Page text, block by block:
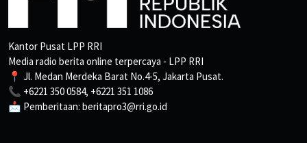
Kantor Pusat LPP RRI
Media radio berita online terpercaya - LPP RRI
📍 Jl. Medan Merdeka Barat No.4-5, Jakarta Pusat.
📞 +6221 350 0584, +6221 351 1086
📩 Pemberitaan: beritapro3@rri.go.id